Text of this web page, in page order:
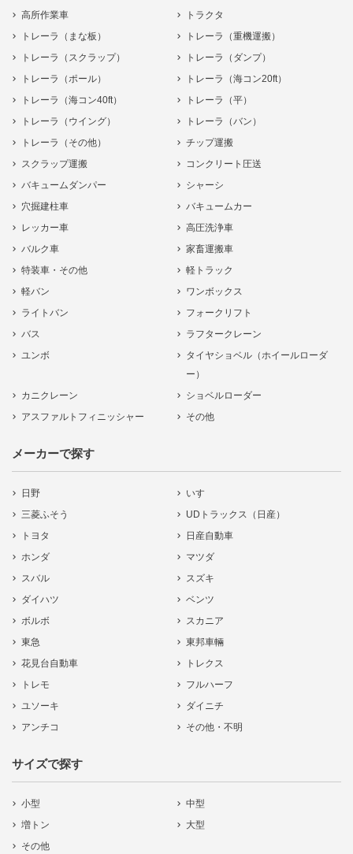
高所作業車
トラクタ
トレーラ（まな板）
トレーラ（重機運搬）
トレーラ（スクラップ）
トレーラ（ダンプ）
トレーラ（ポール）
トレーラ（海コン20ft）
トレーラ（海コン40ft）
トレーラ（平）
トレーラ（ウイング）
トレーラ（バン）
トレーラ（その他）
チップ運搬
スクラップ運搬
コンクリート圧送
バキュームダンパー
シャーシ
穴掘建柱車
バキュームカー
レッカー車
高圧洗浄車
バルク車
家畜運搬車
特装車・その他
軽トラック
軽バン
ワンボックス
ライトバン
フォークリフト
バス
ラフタークレーン
ユンボ
タイヤショベル（ホイールローダ
ー）
カニクレーン
ショベルローダー
アスファルトフィニッシャー
その他
メーカーで探す
日野
いすゞ
三菱ふそう
UDトラックス（日産）
トヨタ
日産自動車
ホンダ
マツダ
スバル
スズキ
ダイハツ
ベンツ
ボルボ
スカニア
東急
東邦車輛
花見台自動車
トレクス
トレモ
フルハーフ
ユソーキ
ダイニチ
アンチコ
その他・不明
サイズで探す
小型
中型
増トン
大型
その他